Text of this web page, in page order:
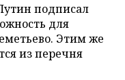
подписал
для
Этим же
из перечня